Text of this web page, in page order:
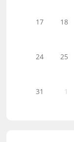
17 18
24 25
31 1